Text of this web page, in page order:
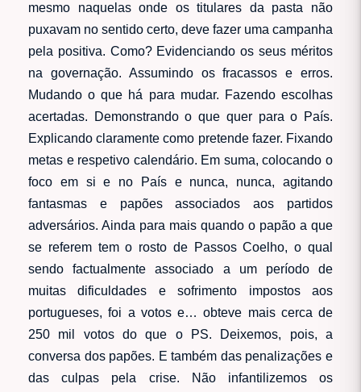
mesmo naquelas onde os titulares da pasta não
puxavam no sentido certo, deve fazer uma campanha
pela positiva. Como? Evidenciando os seus méritos
na governação. Assumindo os fracassos e erros.
Mudando o que há para mudar. Fazendo escolhas
acertadas. Demonstrando o que quer para o País.
Explicando claramente como pretende fazer. Fixando
metas e respetivo calendário. Em suma, colocando o
foco em si e no País e nunca, nunca, agitando
fantasmas e papões associados aos partidos
adversários. Ainda para mais quando o papão a que
se referem tem o rosto de Passos Coelho, o qual
sendo factualmente associado a um período de
muitas dificuldades e sofrimento impostos aos
portugueses, foi a votos e… obteve mais cerca de
250 mil votos do que o PS. Deixemos, pois, a
conversa dos papões. E também das penalizações e
das culpas pela crise. Não infantilizemos os